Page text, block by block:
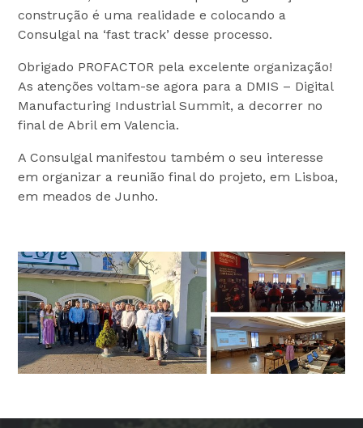
construção é uma realidade e colocando a
Consulgal na ‘fast track’ desse processo.
Obrigado PROFACTOR pela excelente organização!
As atenções voltam-se agora para a DMIS – Digital
Manufacturing Industrial Summit, a decorrer no
final de Abril em Valencia.
A Consulgal manifestou também o seu interesse
em organizar a reunião final do projeto, em Lisboa,
em meados de Junho.